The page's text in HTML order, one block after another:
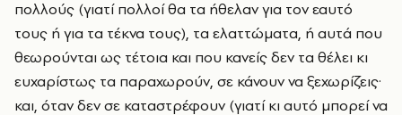
πολλούς (γιατί πολλοί θα τα ήθελαν για τον εαυτό
τους ή για τα τέκνα τους), τα ελαττώματα, ή αυτά που
θεωρούνται ως τέτοια και που κανείς δεν τα θέλει κι
ευχαρίστως τα παραχωρούν, σε κάνουν να ξεχωρίζεις·
και, όταν δεν σε καταστρέφουν (γιατί κι αυτό μπορεί να